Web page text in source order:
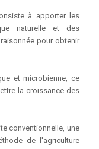
à apporter les
naturelle et des
pour obtenir
et microbienne, ce
la croissance des
conventionnelle, une
de l'agriculture